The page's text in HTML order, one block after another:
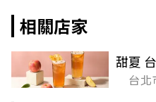
相關店家
甜夏
台北